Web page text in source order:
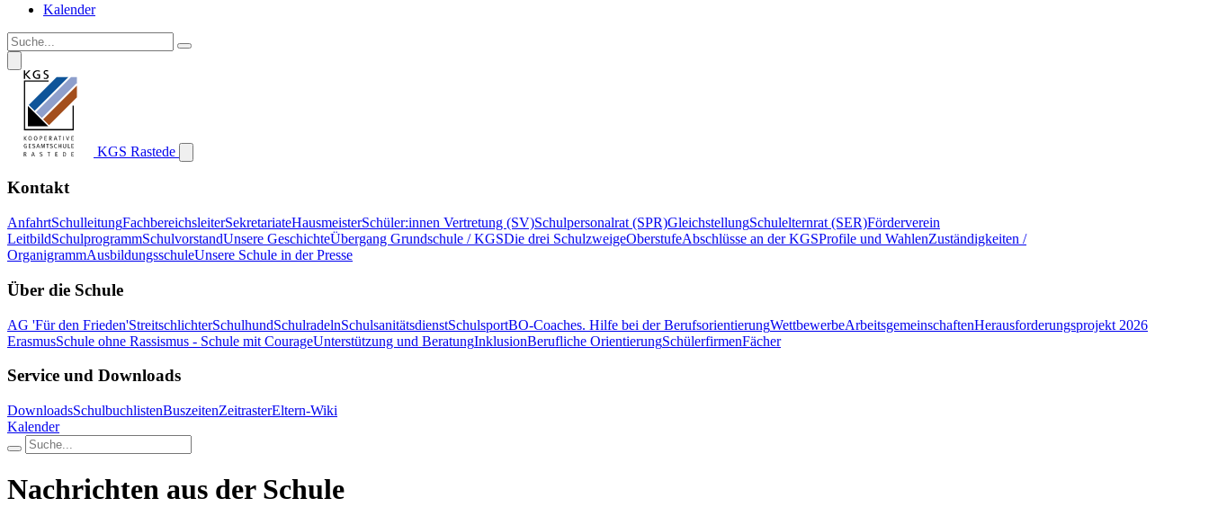
Kalender
KGS Rastede
Kontakt
AnfahrtSchulleitungFachbereichsleiterSekretariateHausmeisterSchüler:innen Vertretung (SV)Schulpersonalrat (SPR)GleichstellungSchulelternrat (SER)Förderverein
LeitbildSchulprogrammSchulvorstandUnsere GeschichteÜbergang Grundschule / KGSDie drei SchulzweigeOberstufeAbschlüsse an der KGSProfile und WahlenZuständigkeiten /
OrganigrammAusbildungsschuleUnsere Schule in der Presse
Über die Schule
AG 'Für den Frieden'StreitschlichterSchulhundSchulradelnSchulsanitätsdienstSchulsportBO-Coaches. Hilfe bei der BerufsorientierungWettbewerbeArbeitsgemeinschaftenHerausforderungsprojekt 2026
ErasmusSchule ohne Rassismus - Schule mit CourageUnterstützung und BeratungInklusionBerufliche OrientierungSchülerfirmenFächer
Service und Downloads
DownloadsSchulbuchlistenBuszeitenZeitrasterEltern-Wiki
Kalender
Nachrichten aus der Schule